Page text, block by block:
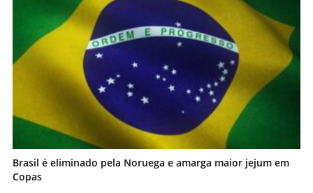
Brasil é eliminado pela Noruega e amarga maior jejum em
Copas